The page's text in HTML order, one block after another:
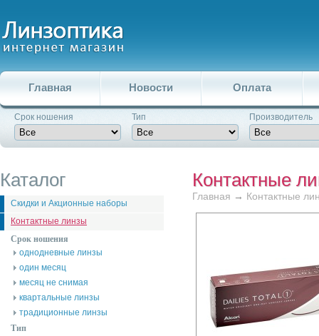
Главная Новости Оплата
Срок ношения Тип Производитель
Каталог
Скидки и Акционные наборы
Контактные линзы
Срок ношения
однодневные линзы
один месяц
месяц не снимая
квартальные линзы
традиционные линзы
Тип
Контактные
Главная → Контактные